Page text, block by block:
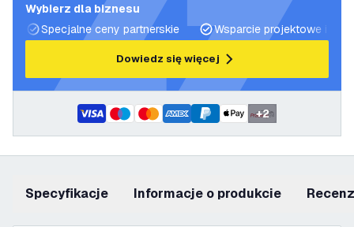
Wybierz dla biznesu
Specjalne ceny partnerskie
Wsparcie projektowe i
Dowiedz się więcej
+2
Specyfikacje informacje o produkcie